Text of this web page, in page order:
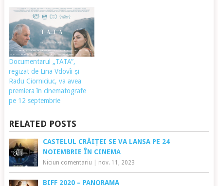
Documentarul „TATA”,
regizat de Lina Vdovîi și
Radu Ciorniciuc, va avea
premiera în cinematografe
pe 12 septembrie
RELATED POSTS
CASTELUL CRĂIȚEI SE VA LANSA PE 24
NOIEMBRIE ÎN CINEMA
Niciun comentariu nov. 11, 2023
BIFF 2020 – PANORAMA